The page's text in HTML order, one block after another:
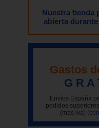
Nuestra tienda
abierta
Gastos
G R A
Envíos España
pedidos
(más iva)